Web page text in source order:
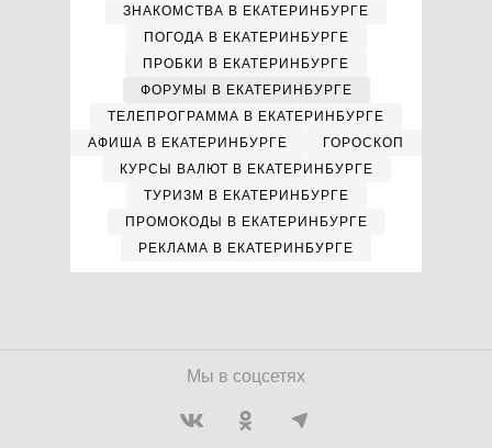
ЗНАКОМСТВА В ЕКАТЕРИНБУРГЕ
ПОГОДА В ЕКАТЕРИНБУРГЕ
ПРОБКИ В ЕКАТЕРИНБУРГЕ
ФОРУМЫ В ЕКАТЕРИНБУРГЕ
ТЕЛЕПРОГРАММА В ЕКАТЕРИНБУРГЕ
АФИША В ЕКАТЕРИНБУРГЕ
ГОРОСКОП
КУРСЫ ВАЛЮТ В ЕКАТЕРИНБУРГЕ
ТУРИЗМ В ЕКАТЕРИНБУРГЕ
ПРОМОКОДЫ В ЕКАТЕРИНБУРГЕ
РЕКЛАМА В ЕКАТЕРИНБУРГЕ
Мы в соцсетях